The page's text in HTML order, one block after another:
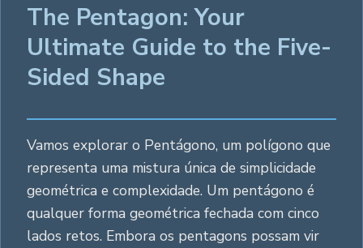
The Pentagon: Your
Ultimate Guide to the Five-
Sided Shape
Vamos explorar o Pentágono, um polígono que
representa uma mistura única de simplicidade
geométrica e complexidade. Um pentágono é
qualquer forma geométrica fechada com cinco
lados retos. Embora os pentagons possam vir